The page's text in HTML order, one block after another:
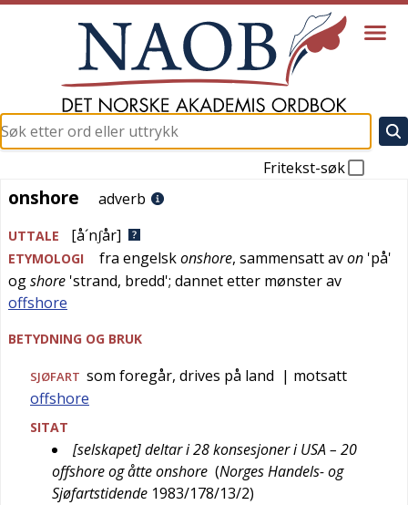
Fritekst-søk
onshore
onshore adverb
UTTALE [å´nʃår]
ETYMOLOGI fra engelskonshore, sammensatt avon 'på'
ogshore 'strand, bredd'; dannet etter mønster av
offshore
BETYDNING OG BRUK
SJØFART som foregår, drives på land | motsatt
offshore
SITAT
[selskapet] deltar i 28 konsesjoner i USA – 20
offshore og åtte onshore (Norges Handels- og
Sjøfartstidende 1983/178/13/2)